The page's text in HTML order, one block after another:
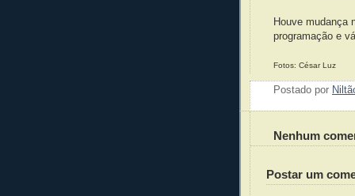
Houve mudança
programação e
Fotos: César Luz
Postado por
Nenhum
Postar um